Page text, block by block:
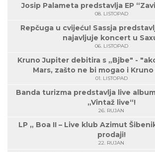
Josip Palameta predstavlja EP
08. LISTOPAD
Repčuga u cvijeću! Sassja
najavljuje koncert u
06. LISTOPAD
Kruno Jupiter debitira s „Bjbe" -
Mars, zašto ne bi mogao i
01. LISTOPAD
Banda turizma predstavlja live
„Vintaž live“!
26. RUJAN
LP „ Boa II – Live klub Azimut
prodaji!
22. RUJAN